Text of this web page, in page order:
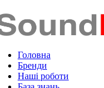
Головна
Бренди
Наші роботи